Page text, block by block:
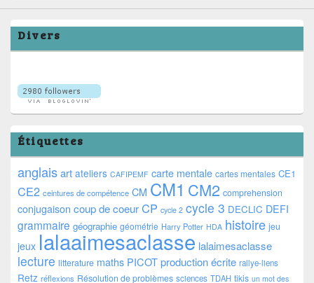
Divers
Étiquettes
anglaisart ateliers CAFIPEMF carte mentale cartes mentales CE1
CE2 ceintures de compétence CM CM1 CM2 comprehension
conjugaison coup de coeurCP cycle 2 cycle 3 DECLIC DEFI
grammaire géographie géométrie Harry Potter HDA histoire jeu
jeux lalaaimesaclasse lalaimesaclasse
lecture litterature maths PICOTproduction écrite rallye-liens
Retz réflexions Résolution de problèmes sciences TDAH tikis un mot des